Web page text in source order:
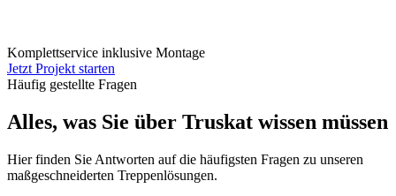
Komplettservice inklusive Montage
Jetzt Projekt starten
Häufig gestellte Fragen
Alles, was Sie über Truskat wissen müssen
Hier finden Sie Antworten auf die häufigsten Fragen zu unseren
maßgeschneiderten Treppenlösungen.